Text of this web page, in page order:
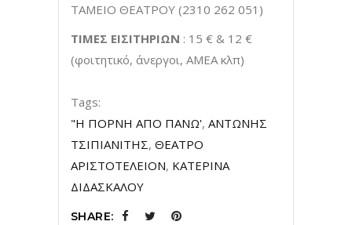
ΤΑΜΕΙΟ ΘΕΑΤΡΟΥ (2310 262 051)
ΤΙΜΕΣ ΕΙΣΙΤΗΡΙΩΝ : 15 € & 12 €
(φοιτητικό, άνεργοι, ΑΜΕΑ κλπ)
Tags:
"Η ΠΟΡΝΗ ΑΠΟ ΠΑΝΩ', ΑΝΤΩΝΗΣ
ΤΣΙΠΙΑΝΙΤΗΣ, ΘΕΑΤΡΟ
ΑΡΙΣΤΟΤΕΛΕΙΟΝ, ΚΑΤΕΡΙΝΑ
ΔΙΔΑΣΚΑΛΟΥ
SHARE: